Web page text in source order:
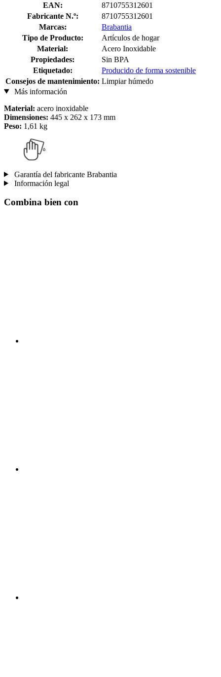
EAN:
8710755312601
Fabricante N.º:
8710755312601
Marcas:
Brabantia
Tipo de Producto:
Artículos de hogar
Material:
Acero Inoxidable
Propiedades:
Sin BPA
Etiquetado:
Producido de forma sostenible
Consejos de mantenimiento: Limpiar húmedo
Más información
Material: acero inoxidable
Dimensiones: 445 x 262 x 173 mm
Peso: 1,61 kg
Garantía del fabricante Brabantia
Información legal
Combina bien con